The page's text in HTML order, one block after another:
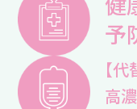
予
【
高